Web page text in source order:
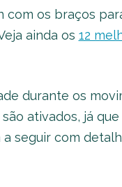
com os braços
ainda os 12
durante os
ativados, já
seguir com